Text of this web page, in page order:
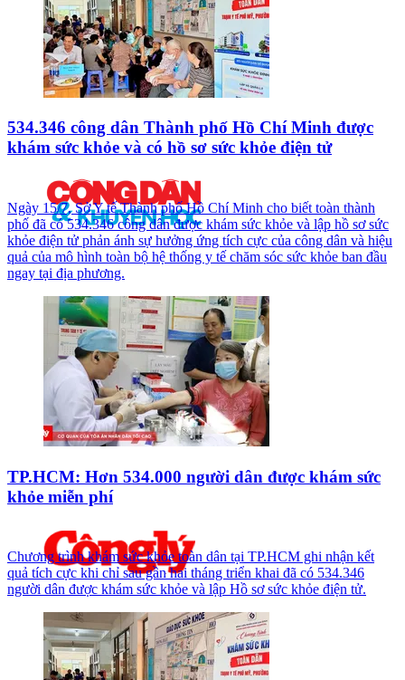
534.346 công dân Thành phố Hồ Chí Minh được
khám sức khỏe và có hồ sơ sức khỏe điện tử
Ngày 15/7, Sở Y tế Thành phố Hồ Chí Minh cho biết toàn thành
phố đã có 534.346 công dân được khám sức khỏe và lập hồ sơ sức
khỏe điện tử phản ánh sự hưởng ứng tích cực của công dân và hiệu
quả của mô hình toàn bộ hệ thống y tế chăm sóc sức khỏe ban đầu
ngay tại địa phương.
TP.HCM: Hơn 534.000 người dân được khám sức
khỏe miễn phí
Chương trình khám sức khỏe toàn dân tại TP.HCM ghi nhận kết
quả tích cực khi chỉ sau gần hai tháng triển khai đã có 534.346
người dân được khám sức khỏe và lập Hồ sơ sức khỏe điện tử.